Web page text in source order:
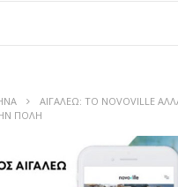
ΑΙΓΑΛΕΩ: ΤΟ NOVOVILLE
ΠΟΛΗ